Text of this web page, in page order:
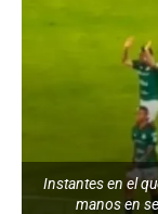
Instantes en el
manos en